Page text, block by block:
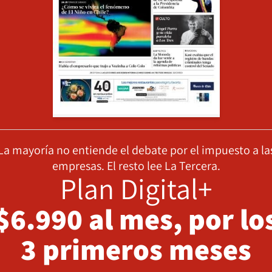
mayoría no entiende el debate por el impuesto a
empresas. El resto lee La Tercera.
Plan Digital+
al mes, por
3 primeros meses